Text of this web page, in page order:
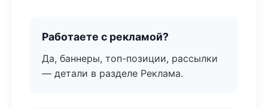
Работаете с рекламой?
Да, баннеры, топ-позиции, рассылки
— детали в разделе Реклама.